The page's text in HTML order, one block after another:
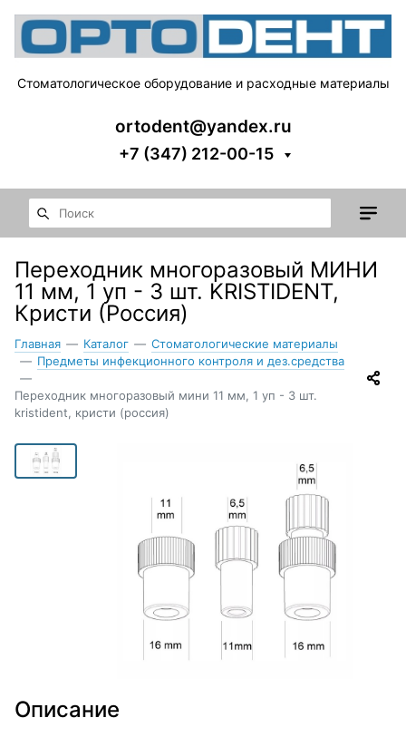
Стоматологическое оборудование и расходные материалы
ortodent@yandex.ru
+7 (347) 212-00-15
Переходник многоразовый МИНИ
11 мм, 1 уп - 3 шт. KRISTIDENT,
Кристи (Россия)
Главная — Каталог — Стоматологические материалы
— Предметы инфекционного контроля и дез.средства
—
Переходник многоразовый мини 11 мм, 1 уп - 3 шт.
kristident, кристи (россия)
Описание